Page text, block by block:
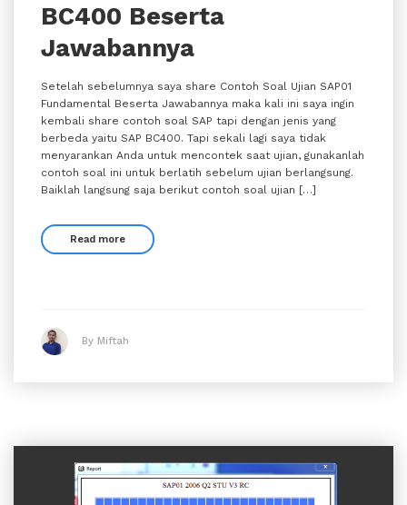
BC400 Beserta
Jawabannya
Setelah sebelumnya saya share Contoh Soal Ujian SAP01
Fundamental Beserta Jawabannya maka kali ini saya ingin
kembali share contoh soal SAP tapi dengan jenis yang
berbeda yaitu SAP BC400. Tapi sekali lagi saya tidak
menyarankan Anda untuk mencontek saat ujian, gunakanlah
contoh soal ini untuk berlatih sebelum ujian berlangsung.
Baiklah langsung saja berikut contoh soal ujian […]
Read more
By Miftah